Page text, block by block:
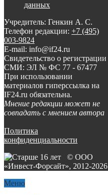
данных
Учредитель: Генкин А. С.
Телефон редакции: +7 (495)
003-9824
E-mail: info@if24.ru
Свидетельство о регистрации
СМИ: ЭЛ № ФС 77 - 67477
При использовании
материалов гиперссылка на
IF24.ru обязательна.
Мнение редакции может не
совпадать с мнением автора
Политика
конфиденциальности
© ООО
«Инвест-Форсайт», 2012-2026
Меню